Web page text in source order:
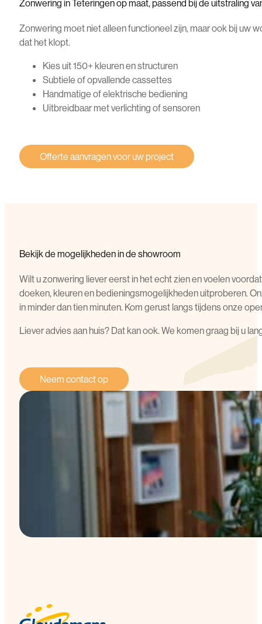
Zonwering in Teteringen op maat, passend bij de uitstraling
Zonwering moet niet alleen functioneel zijn, maar ook bij uw
dat het klopt.
Kies uit 150+ kleuren en structuren
Subtiele of opvallende cassettes
Handmatige of elektrische bediening
Uitbreidbaar met verlichting of sensoren
Offerte aanvragen voor uw project
Bekijk de mogelijkheden in de showroom
Wilt u zonwering liever eerst in het echt zien en voelen
doeken, kleuren en bedieningsmogelijkheden uitproberen.
in minder dan tien minuten. Kom gerust langs tijdens onze
Liever advies aan huis? Dat kan ook. We komen graag bij u
Neem contact op